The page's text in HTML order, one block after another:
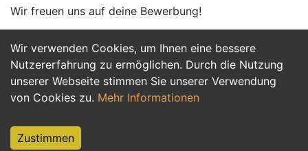
Wir verwenden Cookies, um Ihnen eine bessere
Nutzererfahrung zu ermöglichen. Durch die Nutzung
unserer Webseite stimmen Sie unserer Verwendung
von Cookies zu. Mehr Informationen
Zustimmen
Wir freuen uns auf deine Bewerbung!
Jetzt Bewerben